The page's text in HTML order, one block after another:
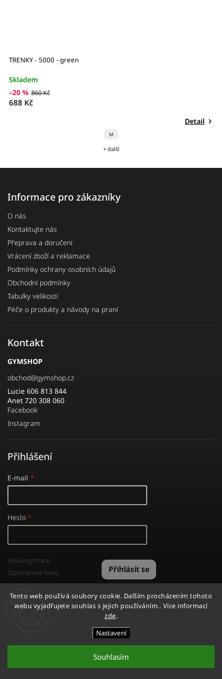
Tento web používá soubory cookie. Dalším procházením tohoto
webu vyjadřujete souhlas s jejich používáním.. Více informací
zde.
Nastavení
Souhlasím
TRENKY - 5000 - green
Skladem
–20 % 860 Kč
688 Kč
Detail
M
+ další
Informace pro zákazníky
O nás
Kontaktujte nás
Přeprava a doručení
Vrácení zboží a reklamace
Podmínky ochrany osobních údajů
Obchodní podmínky
Tabulky velikostí
Péče o produkty a návody na praní
Kontakt
GYMSHOP
obchod@gymshop.cz
Lucie 606 813 844
Anet 720 308 060
Facebook
Instagram
Přihlášení
E-mail
Heslo
Přihlásit se
Nová registrace
Zapomenuté heslo
GYMSHOP. Všechna práva vyhrazena.